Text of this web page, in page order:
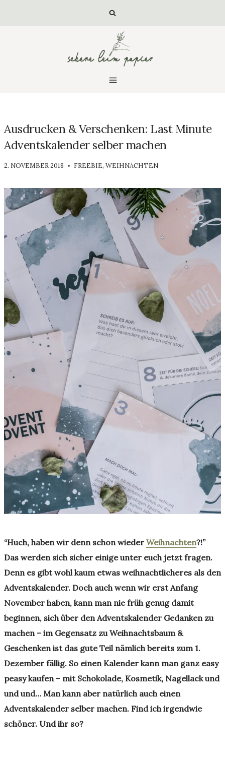
Ausdrucken & Verschenken: Last Minute
Adventskalender selber machen
VON
2. NOVEMBER 2018 FREEBIE, WEIHNACHTEN
“Huch, haben wir denn schon wieder Weihnachten?!”
Das werden sich sicher einige unter euch jetzt fragen.
Denn es gibt wohl kaum etwas weihnachtlicheres als den
Adventskalender. Doch auch wenn wir erst Anfang
November haben, kann man nie früh genug damit
beginnen, sich über den Adventskalender Gedanken zu
machen – im Gegensatz zu Weihnachtsbaum &
Geschenken ist das gute Teil nämlich bereits zum 1.
Dezember fällig. So einen Kalender kann man ganz easy
peasy kaufen – mit Schokolade, Kosmetik, Nagellack und
und und… Man kann aber natürlich auch einen
Adventskalender selber machen. Find ich irgendwie
schöner. Und ihr so?